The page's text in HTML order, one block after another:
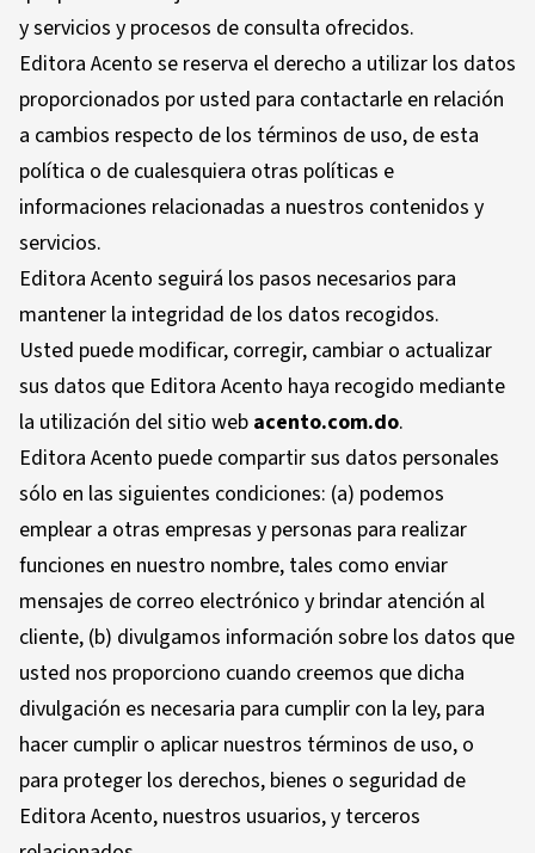
y servicios y procesos de consulta ofrecidos.
Editora Acento se reserva el derecho a utilizar los datos
proporcionados por usted para contactarle en relación
a cambios respecto de los términos de uso, de esta
política o de cualesquiera otras políticas e
informaciones relacionadas a nuestros contenidos y
servicios.
Editora Acento seguirá los pasos necesarios para
mantener la integridad de los datos recogidos.
Usted puede modificar, corregir, cambiar o actualizar
sus datos que Editora Acento haya recogido mediante
la utilización del sitio web acento.com.do.
Editora Acento puede compartir sus datos personales
sólo en las siguientes condiciones: (a) podemos
emplear a otras empresas y personas para realizar
funciones en nuestro nombre, tales como enviar
mensajes de correo electrónico y brindar atención al
cliente, (b) divulgamos información sobre los datos que
usted nos proporciono cuando creemos que dicha
divulgación es necesaria para cumplir con la ley, para
hacer cumplir o aplicar nuestros términos de uso, o
para proteger los derechos, bienes o seguridad de
Editora Acento, nuestros usuarios, y terceros